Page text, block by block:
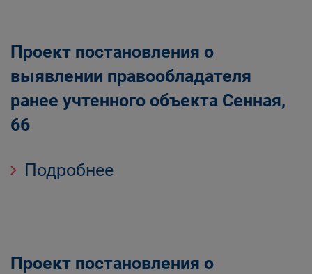
Проект постановления о
выявлении правообладателя
ранее учтенного объекта Сенная,
66
Подробнее
Проект постановления о